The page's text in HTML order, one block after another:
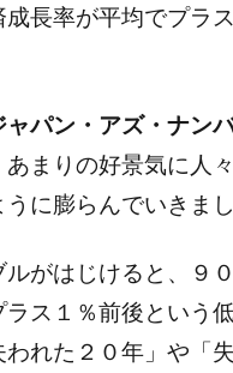
成長率が平均でプラ
ャパン・アズ・ナン
あまりの好景気に人
に膨らんでいきまし
がはじけると、９
ス１％前後という
れた２０年」や「